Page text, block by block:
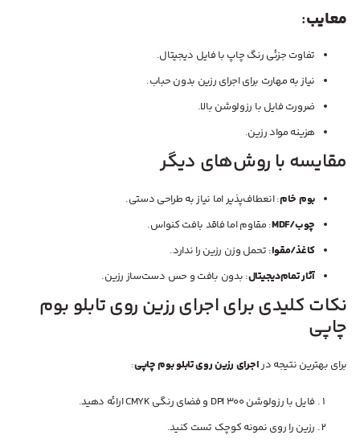
معایب:
تفاوت جزئی رنگ چاپ با فایل دیجیتال.
نیاز به مهارت برای اجرای رزین بدون حباب.
ضرورت فایل با رزولوشن بالا.
هزینه مواد رزین.
مقایسه با روش‌های دیگر
بوم خام: انعطاف‌پذیر اما نیاز به طراحی دستی.
چوب/MDF
: مقاوم اما فاقد بافت کنواس.
کاغذ/مقوا: تحمل وزن رزین را ندارد.
آثار تمام‌دیجیتال: بدون بافت و حس دست‌ساز رزین.
نکات کلیدی برای اجرای رزین روی تابلو بوم
چاپی
برای بهترین نتیجه در اجرای رزین روی تابلو بوم چاپی:
فایل با رزولوشن 300 DPI و فضای رنگی CMYK ارائه دهید.
رزین را روی نمونه کوچک تست کنید.